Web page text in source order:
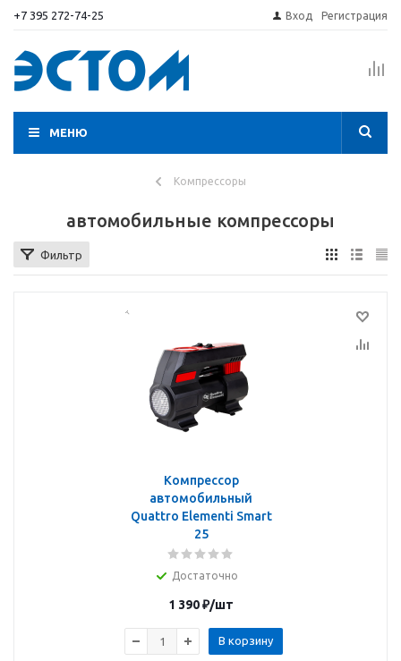
+7 395 272-74-25 Вход Регистрация
МЕНЮ
Компрессоры
автомобильные компрессоры
Фильтр
Компрессор
автомобильный
Quattro Elementi Smart
25
Достаточно
1 390₽/шт
В корзину